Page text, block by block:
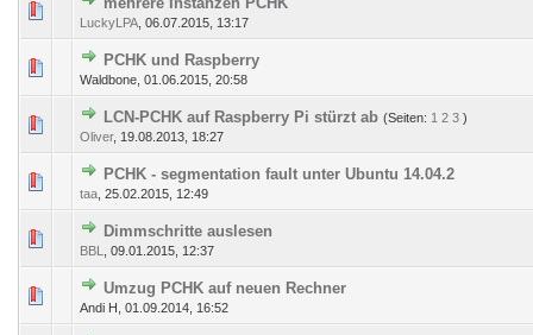
LuckyLPA 06.07.2015, 13:17
199 Bewertung(en) - 2.7 von 5 durchschnittlich
1 2345
PCHK und Raspberry
Waldbone, 01.06.2015, 20:58
0 Bewertung(en) - 0 von 5 durchschnittlich
12
LCN-PCHK auf Raspberry Pi stürzt ab (Seiten: 1 2 3 )
Oliver, 19.08.2013, 18:27
416 Bewertung(en) - 2.83 von 5 durchschnittlich
12345
PCHK - segmentation fault unter Ubuntu 14.04.2
taa 25.02.2015, 12:49
380 Bewertung(en) - 2.84 von 5 durchschnittlich
12345
Dimmschritte auslesen
BBL 09.01.2015, 12:37
301 Bewertung(en) - 2.8 von 5 durchschnittlich
1234
Umzug PCHK auf neuen Rechner
Andi H, 01.09.2014, 16:52
0 Bewertung(en) - 0 von 5 durchschnittlich
12345